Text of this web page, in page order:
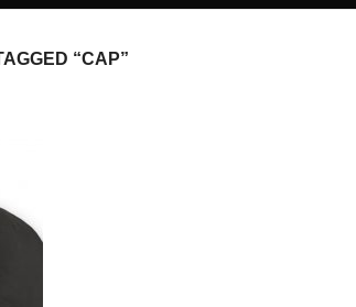
“CAP”